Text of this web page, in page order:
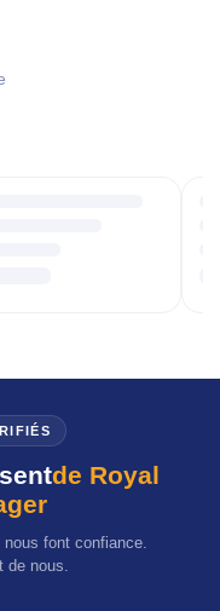
de Royal
font confiance.
de nous.